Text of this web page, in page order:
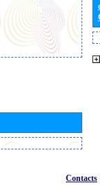
Contacts